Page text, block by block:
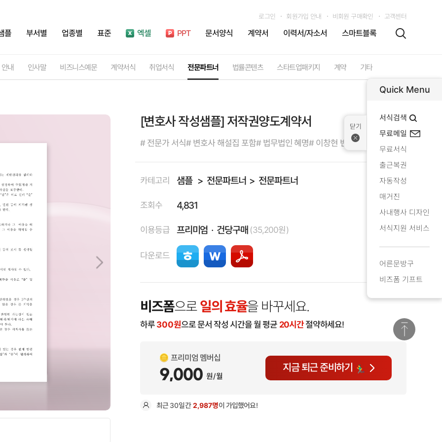
플 부서별 업종별 표준 엑셀 PPT 문서양식 계약서 이력서/자소서 스마트블록
로그인 회원가입 안내 비회원 구매확인 고객센터
안내 인사말 비즈니스예문 계약서식 취업서식 전문파트너 법률콘텐츠 스타트업패키지 계약 기타
[변호사 작성샘플] 저작권양도계약서
# 전문가 서식# 변호사 해설집 포함# 법무법인 혜명# 이창현 변호사
카테고리 샘플 전문파트너 전문파트너
조회수 4,831
이용등급 프리미엄 건당구매 (35,200원)
다운로드
비즈폼으로일의 효율을 바꾸세요.
하루 300원으로 문서 작성 시간을 월 평균 20시간절약하세요!
프리미엄 멤버십
9,000 원/월
지금 퇴근 준비하기
최근30일간2,987명이 가입했어요!
Quick Menu
서식검색
무료메일
무료서식
출근복권
자동작성
매거진
사내행사 디자인
서식지원 서비스
어른문방구
비즈폼 기프트